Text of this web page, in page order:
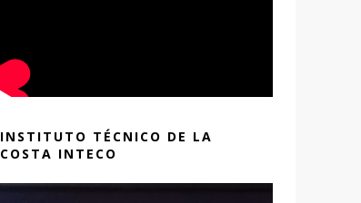
INSTITUTO TÉCNICO DE LA
COSTA INTECO